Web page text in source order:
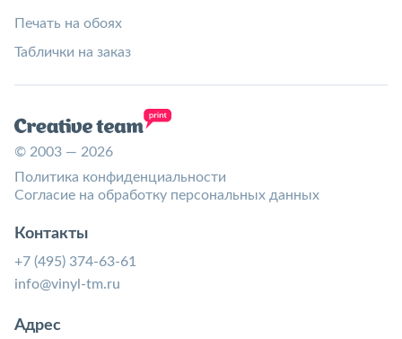
Печать на обоях
Таблички на заказ
© 2003 — 2026
Политика конфиденциальности
Согласие на обработку персональных данных
Контакты
+7 (495) 374-63-61
info@vinyl-tm.ru
Адрес